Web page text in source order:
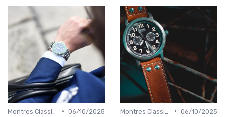
• 06/10/2025
• 06/10/2025